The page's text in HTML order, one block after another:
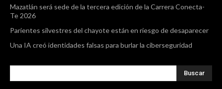
Mazatlán será sede de la tercera edición de la Carrera Conecta-
Te 2026
Parientes silvestres del chayote están en riesgo de desaparecer
Una IA creó identidades falsas para burlar la ciberseguridad
Buscar